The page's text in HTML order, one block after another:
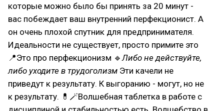
которые можно было бы принять за 20 минут -
вас побеждает ваш внутренний перфекционист. А
он очень плохой спутник для предпринимателя.
Идеальности не существует, просто примите это
📍Это про перфекционизм 🔹Либо не действуйте,
либо уходите в трудоголизм Эти качели не
приведут к результату. К выгоранию - могут, но не
к результату. 💊🪄Волшебная таблетка в работе с